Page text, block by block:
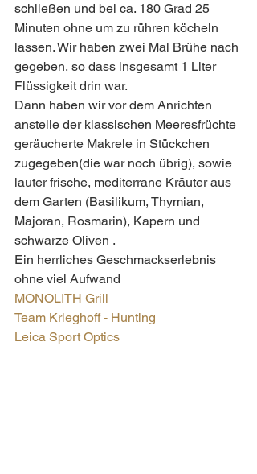
schließen und bei ca. 180 Grad 25
Minuten ohne um zu rühren köcheln
lassen. Wir haben zwei Mal Brühe nach
gegeben, so dass insgesamt 1 Liter
Flüssigkeit drin war.
Dann haben wir vor dem Anrichten
anstelle der klassischen Meeresfrüchte
geräucherte Makrele in Stückchen
zugegeben(die war noch übrig), sowie
lauter frische, mediterrane Kräuter aus
dem Garten (Basilikum, Thymian,
Majoran, Rosmarin), Kapern und
schwarze Oliven .
Ein herrliches Geschmackserlebnis
ohne viel Aufwand
MONOLITH Grill
Team Krieghoff - Hunting
Leica Sport Optics